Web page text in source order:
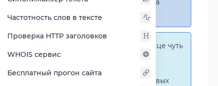
Частотность слов в тексте
Проверка HTTP заголовков
WHOIS сервис
Бесплатный прогон сайта
таблицу, появится полоса
На этой странице чуть
графические сравнения
количественных и числовых